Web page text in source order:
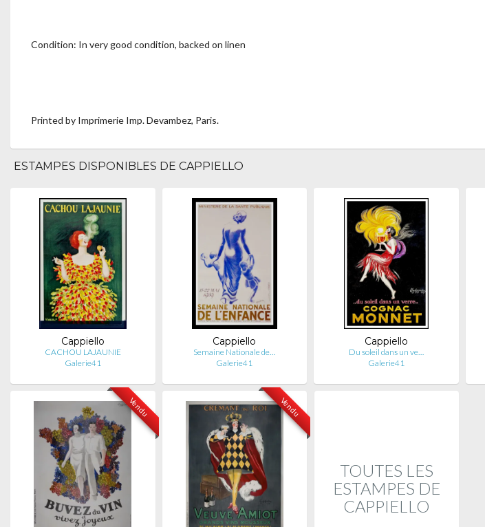
Condition: In very good condition, backed on linen
Printed by Imprimerie Imp. Devambez, Paris.
ESTAMPES DISPONIBLES DE CAPPIELLO
Cappiello
CACHOU LAJAUNIE
Galerie41
Cappiello
Semaine Nationale de…
Galerie41
Cappiello
Du soleil dans un ve…
Galerie41
Vendu Vendu
TOUTES LES
ESTAMPES DE
CAPPIELLO